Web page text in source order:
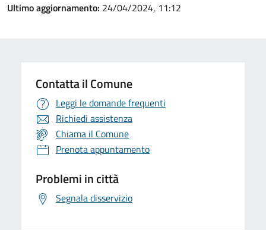
Ultimo aggiornamento: 24/04/2024, 11:12
Contatta il Comune
Leggi le domande frequenti
Richiedi assistenza
Chiama il Comune
Prenota appuntamento
Problemi in città
Segnala disservizio